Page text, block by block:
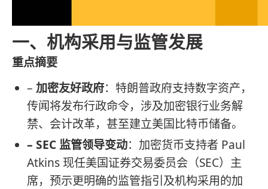
一、机构采用与监管发展
重点摘要
– 加密友好政府：特朗普政府支持数字资产，
传闻将发布行政命令，涉及加密银行业务解
禁、会计改革，甚至建立美国比特币储备。
– SEC 监管领导变动：加密货币支持者 Paul
Atkins 现任美国证券交易委员会（SEC）主
席，预示更明确的监管指引及机构采用的加